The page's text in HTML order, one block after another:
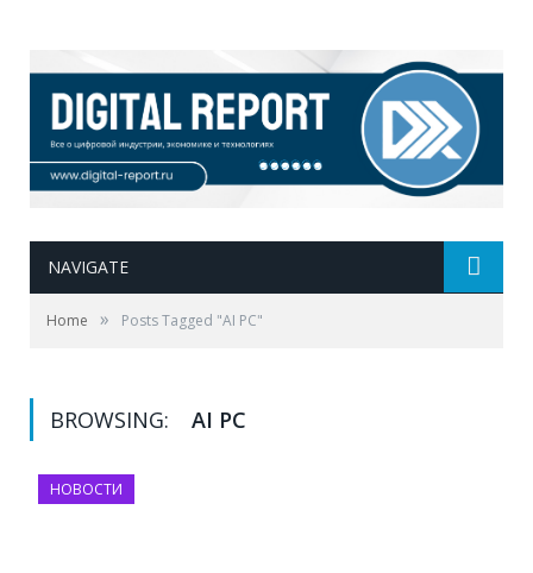
NAVIGATE
Home » Posts Tagged "AI PC"
BROWSING: AI PC
НОВОСТИ